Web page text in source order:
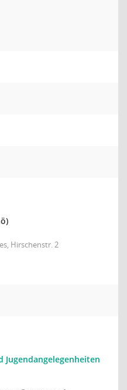
Hirschenstr. 2
Jugendangelegenheiten